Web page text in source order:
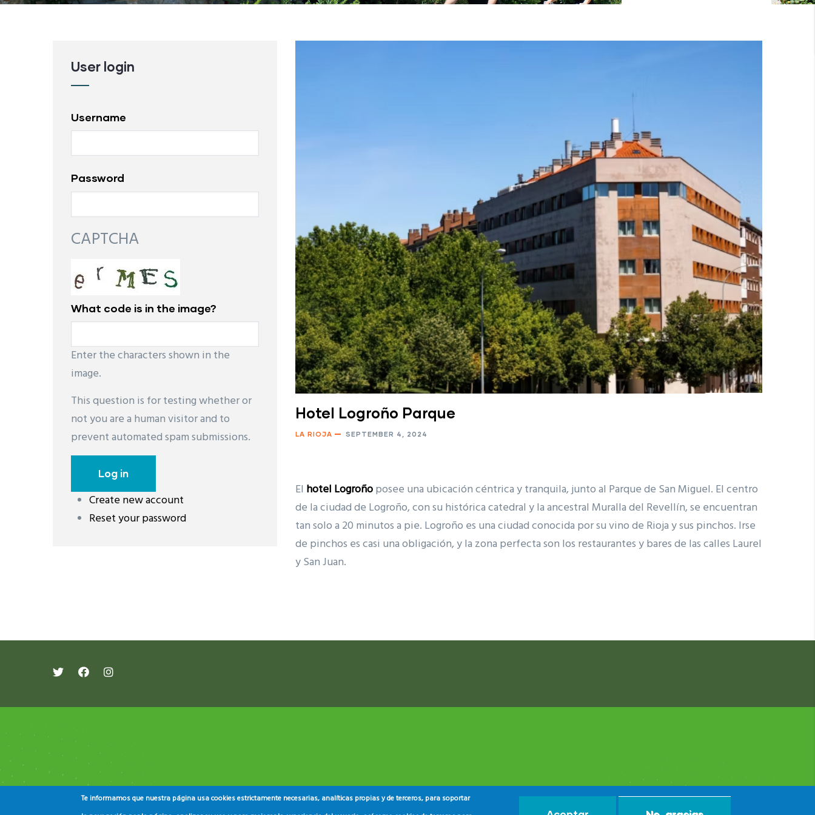
Hotel Logroño Parque
LA RIOJA SEPTEMBER 4, 2024
El hotel Logroñoposee una ubicación céntrica y tranquila, junto al Parque de San Miguel. El centro
de la ciudad de Logroño, con su histórica catedral y la ancestral Muralla del Revellín, se encuentran
tan solo a 20 minutos a pie. Logroño es una ciudad conocida por su vino de Rioja y sus pinchos. Irse
de pinchos es casi una obligación, y la zona perfecta son los restaurantes y bares de las calles Laurel
y San Juan.
User login
Username
Password
CAPTCHA
What code is in the image?
Enter the characters shown in the
image.
This question is for testing whether or
not you are a human visitor and to
prevent automated spam submissions.
Create new account
Reset your password
Te informamos que nuestra página usa cookies estrictamente necesarias, analíticas propias y de terceros, para soportar